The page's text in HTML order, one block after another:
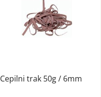
Cepilni trak 50g / 6mm